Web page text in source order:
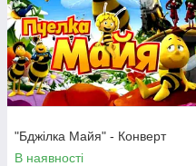
"Бджілка Майя" - Конверт
В наявності